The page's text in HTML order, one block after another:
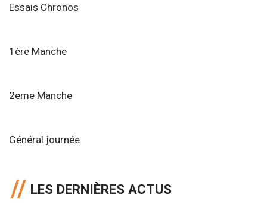
Essais Chronos
1ère Manche
2eme Manche
Général journée
LES DERNIÈRES ACTUS